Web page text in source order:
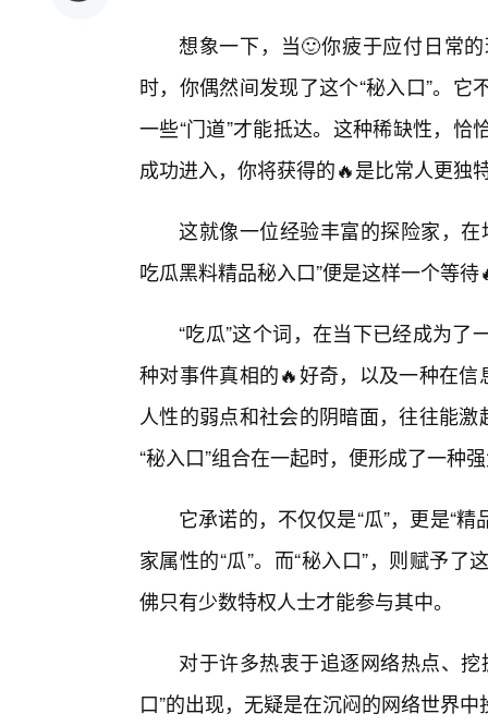
想象一下，当🙂你疲于应付日常
时，你偶然间发现了这个“秘入口”。
一些“门道”才能抵达。这种稀缺性，
成功进入，你将获得的🔥是比常人更独
这就像一位经验丰富的探险家，
吃瓜黑料精品秘入口”便是这样一个等
“吃瓜”这个词，在当下已经成为
种对事件真相的🔥好奇，以及一种在
人性的弱点和社会的阴暗面，往往能
“秘入口”组合在一起时，便形成了一种
它承诺的，不仅仅是“瓜”，更是“
家属性的“瓜”。而“秘入口”，则赋予
佛只有少数特权人士才能参与其中。
对于许多热衷于追逐网络热点、
口”的出现，无疑是在沉闷的网络世界